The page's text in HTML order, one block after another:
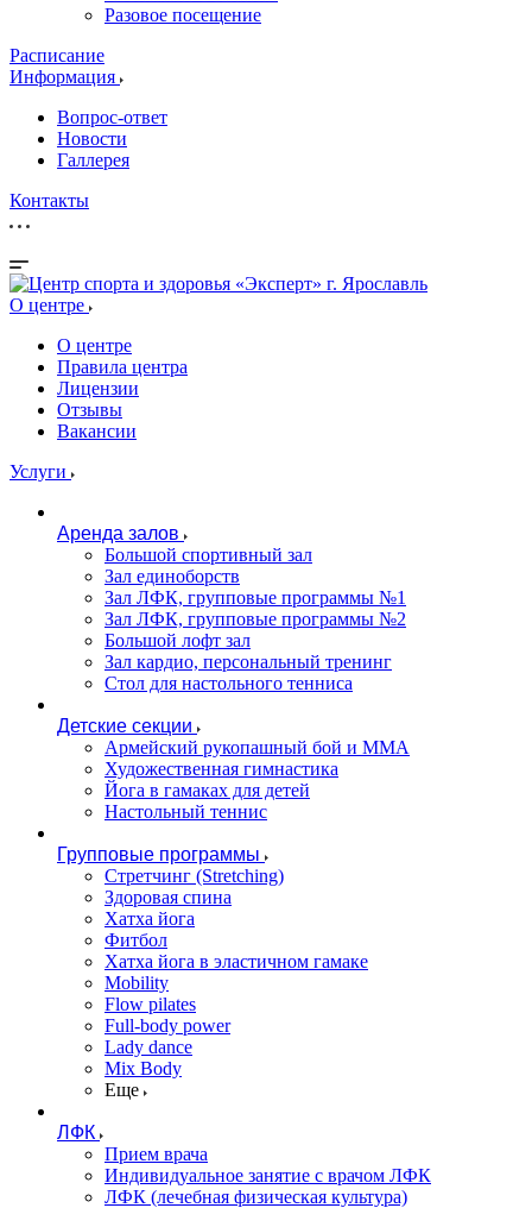
Разовое посещение
Расписание
Информация
Вопрос-ответ
Новости
Галлерея
Контакты
О центре
О центре
Правила центра
Лицензии
Отзывы
Вакансии
Услуги
Аренда залов
Большой спортивный зал
Зал единоборств
Зал ЛФК, групповые программы №1
Зал ЛФК, групповые программы №2
Большой лофт зал
Зал кардио, персональный тренинг
Стол для настольного тенниса
Детские секции
Армейский рукопашный бой и ММА
Художественная гимнастика
Йога в гамаках для детей
Настольный теннис
Групповые программы
Стретчинг (Stretching)
Здоровая спина
Хатха йога
Фитбол
Хатха йога в эластичном гамаке
Mobility
Flow pilates
Full-body power
Lady dance
Mix Body
Еще
ЛФК
Прием врача
Индивидуальное занятие с врачом ЛФК
ЛФК (лечебная физическая культура)